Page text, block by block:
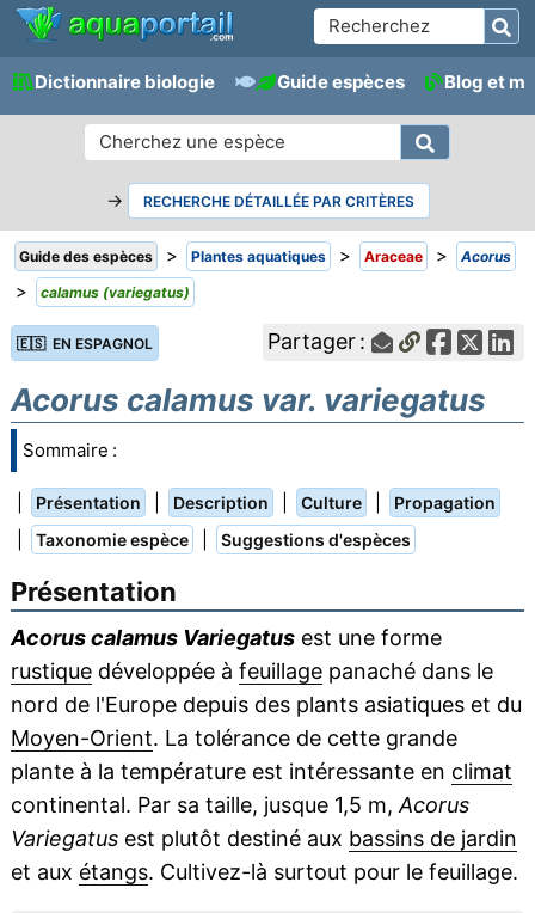
Dictionnaire biologie Guide espèces Blog et
→ RECHERCHE DÉTAILLÉE PAR CRITÈRES
Guide des espèces > Plantes aquatiques > Araceae > Acorus
> calamus (variegatus)
🇪🇸 EN ESPAGNOL Partager :
Acorus calamus var. variegatus
Sommaire :
Présentation Description Culture Propagation
Taxonomie espèce Suggestions d'espèces
Présentation
Acorus calamus Variegatusest une forme
rustiquedéveloppée à feuillagepanaché dans le
nord de l'Europe depuis des plants asiatiques et du
Moyen-Orient. La tolérance de cette grande
plante à la température est intéressante en climat
continental. Par sa taille, jusque 1,5 m, Acorus
Variegatusest plutôt destiné aux bassins de jardin
et aux étangs. Cultivez-là surtout pour le feuillage.